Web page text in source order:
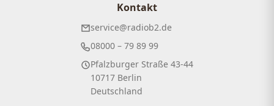
Kontakt
service@radiob2.de
08000 – 79 89 99
Pfalzburger Straße 43-44
10717 Berlin
Deutschland